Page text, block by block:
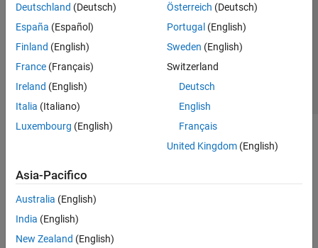
Deutschland (Deutsch)
España (Español)
Finland (English)
France (Français)
Ireland (English)
Italia (Italiano)
Luxembourg (English)
Österreich (Deutsch)
Portugal (English)
Sweden (English)
Switzerland
Deutsch
English
Français
United Kingdom(English)
Asia-Pacifico
Australia (English)
India (English)
New Zealand (English)
Antipirateria
Stato dell'applicazione
Contatti
© 1994-2026 The MathWorks, Inc.